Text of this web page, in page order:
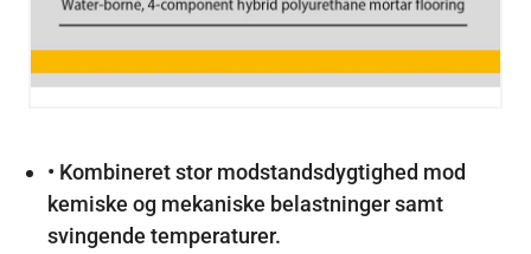
• Kombineret stor modstandsdygtighed mod
kemiske og mekaniske belastninger samt
svingende temperaturer.